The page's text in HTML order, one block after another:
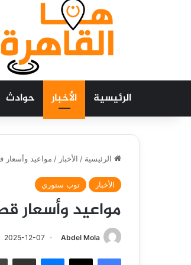
الرئيسية الأخبار حوادث
الرئيسية / الأخبار / مواعيد وأسعار
الأخبار توب ستوري
مواعيد وأسعار
Abdel Mola
2025-12-07
فيسبوك ‫X ماسنجر مشاركة عبر